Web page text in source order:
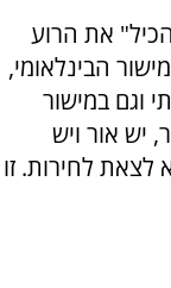
את הרוע
הבינלאומי,
וגם במישור
יש אור ויש
לחירות. זו